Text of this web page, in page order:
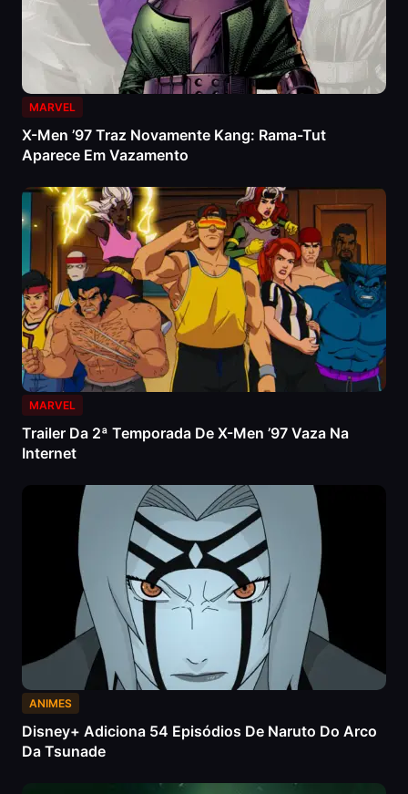
MARVEL
X-Men ’97 Traz Novamente Kang: Rama-Tut
Aparece Em Vazamento
MARVEL
Trailer Da 2ª Temporada De X-Men ’97 Vaza Na
Internet
ANIMES
Disney+ Adiciona 54 Episódios De Naruto Do Arco
Da Tsunade